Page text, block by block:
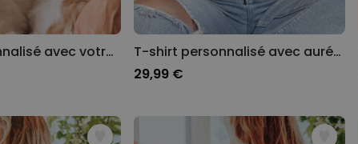
T-shirt personnalisé avec votre animal de compagnie Cartoon
T-shirt personnalisé avec auréole et visage
29,99 €